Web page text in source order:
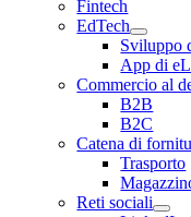
Fintech
EdTech
Sviluppo
App di
Commercio al
B2B
B2C
Catena di
Trasporto
Reti sociali